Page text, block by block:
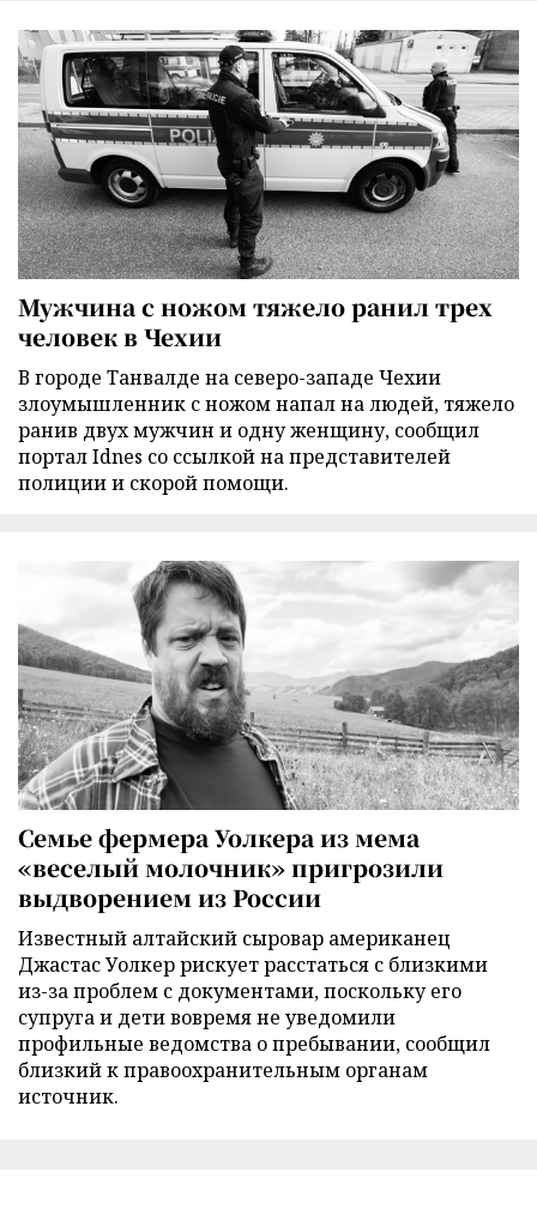
Мужчина с ножом тяжело ранил трех
человек в Чехии
В городе Танвалде на северо-западе Чехии
злоумышленник с ножом напал на людей, тяжело
ранив двух мужчин и одну женщину, сообщил
портал Idnes со ссылкой на представителей
полиции и скорой помощи.
Семье фермера Уолкера из мема
«веселый молочник» пригрозили
выдворением из России
Известный алтайский сыровар американец
Джастас Уолкер рискует расстаться с близкими
из-за проблем с документами, поскольку его
супруга и дети вовремя не уведомили
профильные ведомства о пребывании, сообщил
близкий к правоохранительным органам
источник.